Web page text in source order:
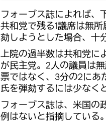
フォーブス誌によれば、
共和党で残る1議席は無
劾しようとした場合、十
上院の過半数は共和党に
が民主党。2人の議員は
票ではなく、3分の2にあ
氏を弾劾するには少なく
フォーブス誌は、米国の
例はないと指摘している。